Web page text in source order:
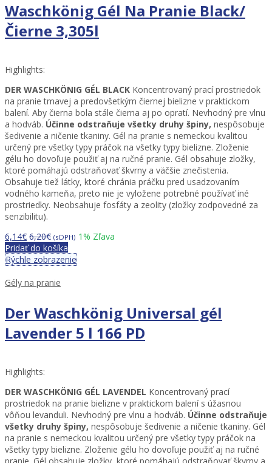
Waschkönig Gél Na Pranie Black/
Čierne 3,305l
Highlights:
DER WASCHKÖNIG GÉL BLACK Koncentrovaný prací prostriedok
na pranie tmavej a predovšetkým čiernej bielizne v praktickom
balení. Aby čierna bola stále čierna aj po opratí. Nevhodný pre vlnu
a hodváb. Účinne odstraňuje všetky druhy špiny, nespôsobuje
šedivenie a ničenie tkaniny. Gél na pranie s nemeckou kvalitou
určený pre všetky typy práčok na všetky typy bielizne. Zloženie
gélu ho dovoľuje použiť aj na ručné pranie. Gél obsahuje zložky,
ktoré pomáhajú odstraňovať škvrny a väčšie znečistenia.
Obsahuje tiež látky, ktoré chránia práčku pred usadzovaním
vodného kameňa, preto nie je vyložene potrebné používať iné
prostriedky. Neobsahuje fosfáty a zeolity (zložky zodpovedné za
senzibilitu).
6,14€ 6,20€ (sDPH) 1% Zľava
Pridať do košíka
Rýchle zobrazenie
Gély na pranie
Der Waschkönig Universal gél
Lavender 5 l 166 PD
Highlights:
DER WASCHKÖNIG GÉL LAVENDEL Koncentrovaný prací
prostriedok na pranie bielizne v praktickom balení s úžasnou
vôňou levanduli. Nevhodný pre vlnu a hodváb. Účinne odstraňuje
všetky druhy špiny, nespôsobuje šedivenie a ničenie tkaniny. Gél
na pranie s nemeckou kvalitou určený pre všetky typy práčok na
všetky typy bielizne. Zloženie gélu ho dovoľuje použiť aj na ručné